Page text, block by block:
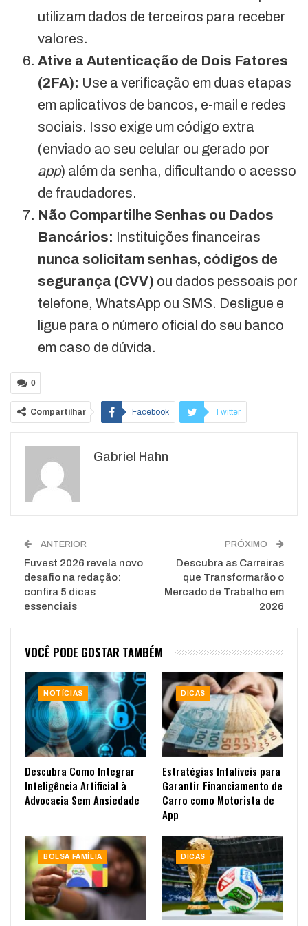
utilizam dados de terceiros para receber
valores.
Ative a Autenticação de Dois Fatores
(2FA): Use a verificação em duas etapas
em aplicativos de bancos, e-mail e redes
sociais. Isso exige um código extra
(enviado ao seu celular ou gerado por
app) além da senha, dificultando o acesso
de fraudadores.
Não Compartilhe Senhas ou Dados
Bancários: Instituições financeiras
nunca solicitam senhas, códigos de
segurança (CVV) ou dados pessoais por
telefone, WhatsApp ou SMS. Desligue e
ligue para o número oficial do seu banco
em caso de dúvida.
0
Compartilhar Facebook Twitter
WhatsApp
Gabriel Hahn
ANTERIOR
Fuvest 2026 revela novo
desafio na redação:
confira 5 dicas
essenciais
PRÓXIMO
Descubra as Carreiras
que Transformarão o
Mercado de Trabalho em
2026
VOCÊ PODE GOSTAR TAMBÉM
NOTÍCIAS
Descubra Como Integrar
Inteligência Artificial à
Advocacia Sem Ansiedade
DICAS
Estratégias Infalíveis para
Garantir Financiamento de
Carro como Motorista de
App
BOLSA FAMÍLIA DICAS